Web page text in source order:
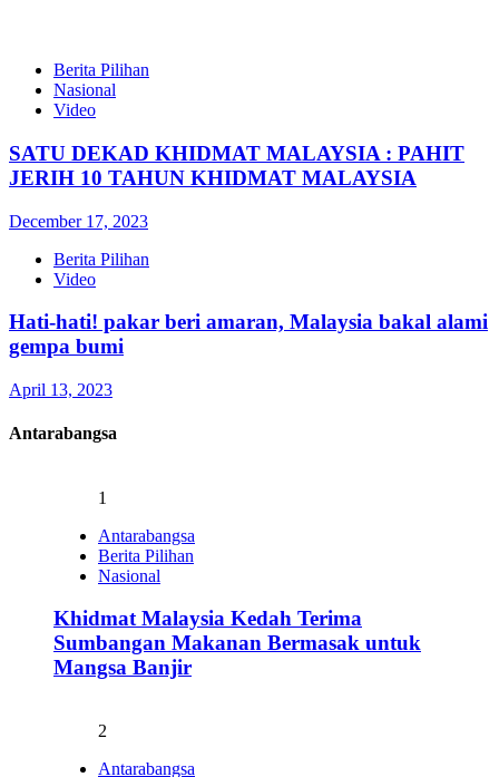
Berita Pilihan
Nasional
Video
SATU DEKAD KHIDMAT MALAYSIA : PAHIT
JERIH 10 TAHUN KHIDMAT MALAYSIA
December 17, 2023
Berita Pilihan
Video
Hati-hati! pakar beri amaran, Malaysia bakal alami
gempa bumi
April 13, 2023
Antarabangsa
1
Antarabangsa
Berita Pilihan
Nasional
Khidmat Malaysia Kedah Terima
Sumbangan Makanan Bermasak untuk
Mangsa Banjir
2
Antarabangsa